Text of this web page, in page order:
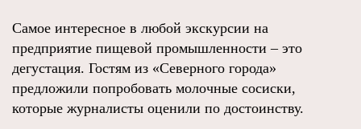
Самое интересное в любой экскурсии на
предприятие пищевой промышленности – это
дегустация. Гостям из «Северного города»
предложили попробовать молочные сосиски,
которые журналисты оценили по достоинству.